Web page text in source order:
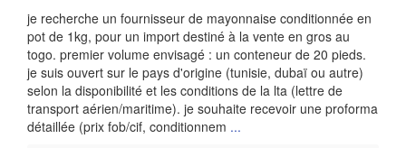
je recherche un fournisseur de mayonnaise conditionnée en
pot de 1kg, pour un import destiné à la vente en gros au
togo. premier volume envisagé : un conteneur de 20 pieds.
je suis ouvert sur le pays d'origine (tunisie, dubaï ou autre)
selon la disponibilité et les conditions de la lta (lettre de
transport aérien/maritime). je souhaite recevoir une proforma
détaillée (prix fob/cif, conditionnem ...